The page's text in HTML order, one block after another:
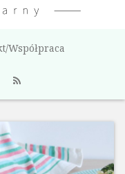
Współpraca